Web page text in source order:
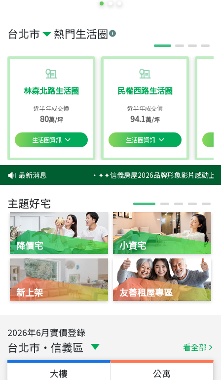
台北市 熱門生活圈
林森北路生活圈
近半年成交價
80萬/坪
生活圈資訊
民權西路生活圈
近半年成交價
94.1萬/坪
生活圈資訊
最新消息 ‧✦✦信義房屋2026品牌形象影片感動上
主題好宅
降價宅
新上架
小資宅
友善租屋專區
2026年6月實價登錄
台北市 ・ 信義區 看全部
大樓 公寓